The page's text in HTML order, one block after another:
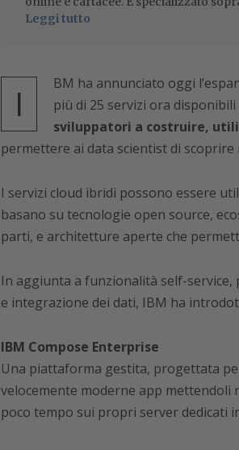
Leggi tutto
I BM ha annunciato oggi
più di 25 servizi ora
sviluppatori a costruire,
permettere ai data scientist di
I servizi cloud ibridi possono essere
basano su tecnologie open source,
parti, e architetture aperte che
In aggiunta a funzionalità self-
e integrazione dei dati, IBM ha
IBM Compose Enterprise
Una piattaforma gestita, progettata
velocemente moderne app mettendoli
poco tempo sui propri server dedicati